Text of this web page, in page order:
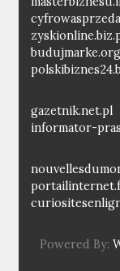
gazetnik.net.pl
informator-
Powered By: